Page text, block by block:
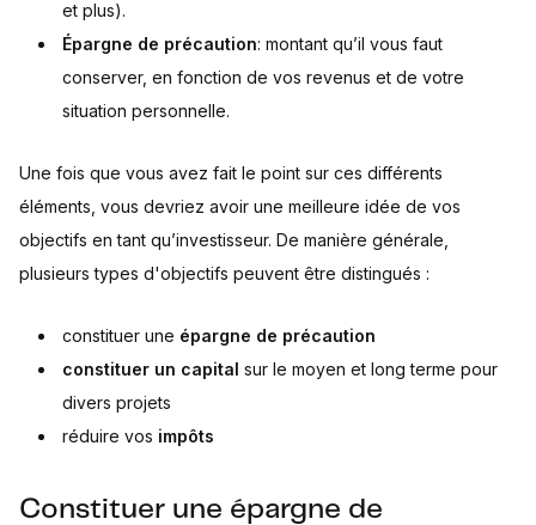
et plus).
Épargne de précaution: montant qu’il vous faut
conserver, en fonction de vos revenus et de votre
situation personnelle.
Une fois que vous avez fait le point sur ces différents
éléments, vous devriez avoir une meilleure idée de vos
objectifs en tant qu’investisseur. De manière générale,
plusieurs types d'objectifs peuvent être distingués :
constituer une épargne de précaution
constituer un capital sur le moyen et long terme pour
divers projets
réduire vos impôts
Constituer une épargne de